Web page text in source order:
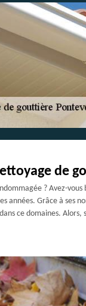
de
? Avez-
années. Grâce à ses
ce domaines.